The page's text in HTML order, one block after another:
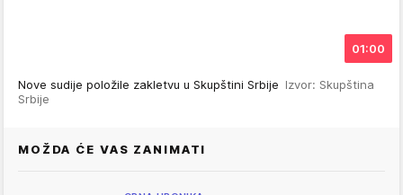
01:00
Nove sudije položile zakletvu u Skupštini Srbije Izvor: Skupština
Srbije
MOŽDA ĆE VAS ZANIMATI